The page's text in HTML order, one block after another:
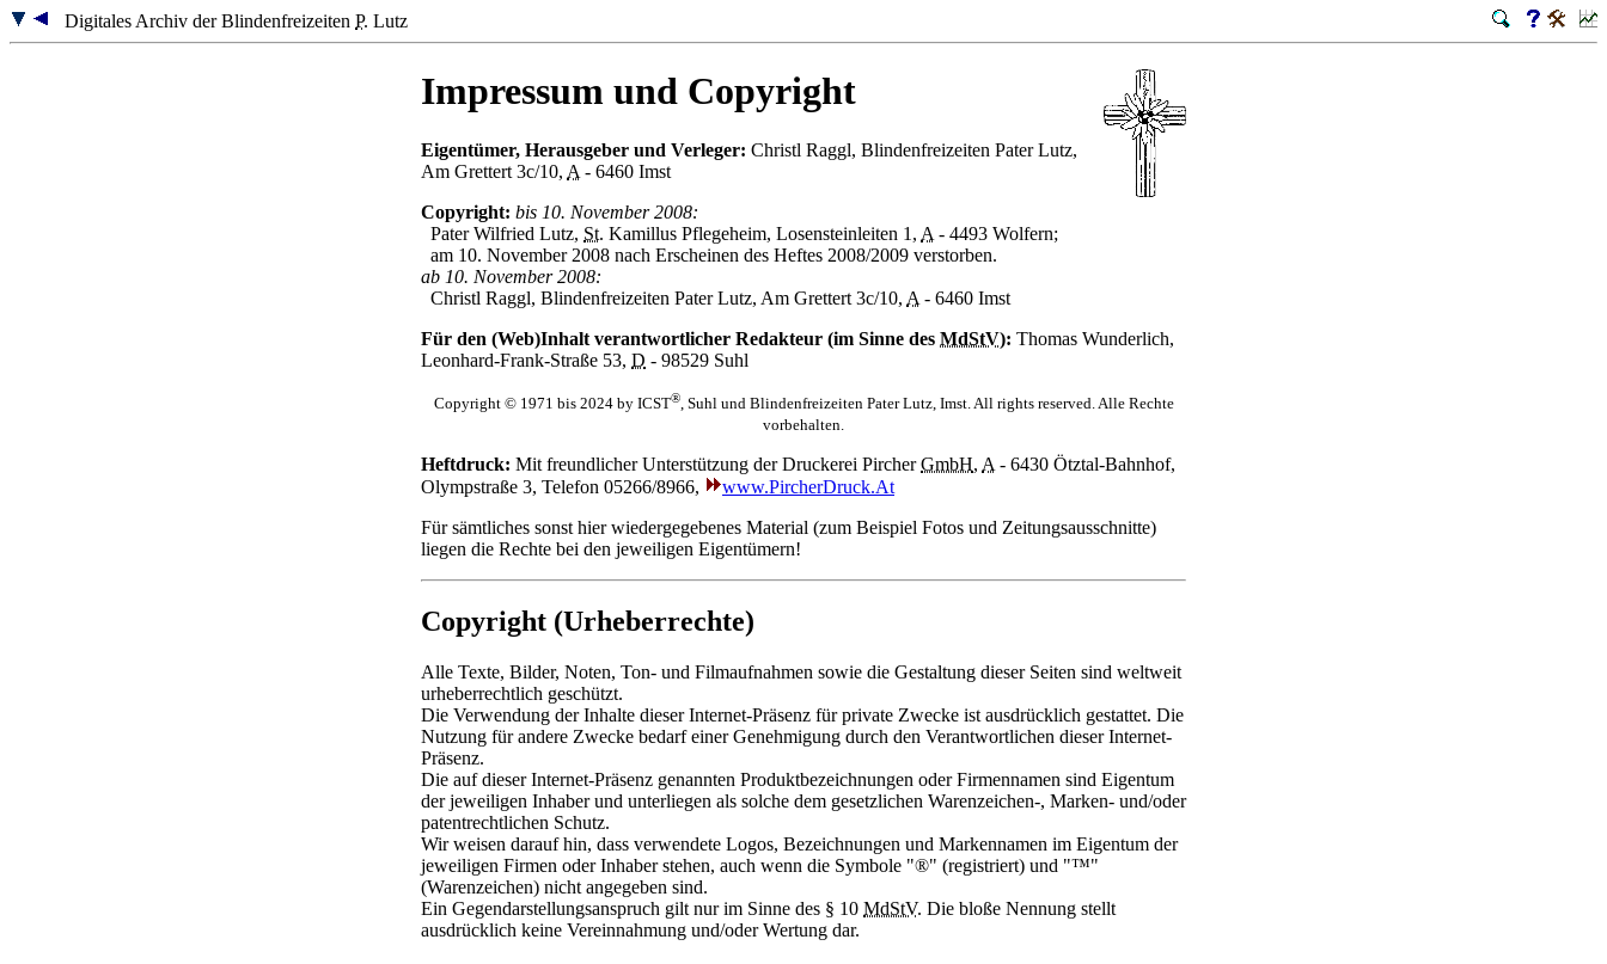
Digitales Archiv der Blindenfreizeiten P. Lutz
Impressum und Copyright
Eigentümer, Herausgeber und Verleger: Christl Raggl, Blindenfreizeiten Pater Lutz,
Am Grettert 3c/10, A - 6460 Imst
Copyright: bis 10. November 2008:
Pater Wilfried Lutz, St. Kamillus Pflegeheim, Losensteinleiten 1, A - 4493 Wolfern;
am 10. November 2008 nach Erscheinen des Heftes 2008/2009 verstorben.
ab 10. November 2008:
Christl Raggl, Blindenfreizeiten Pater Lutz, Am Grettert 3c/10, A - 6460 Imst
Für den (Web)Inhalt verantwortlicher Redakteur (im Sinne des MdStV): Thomas Wunderlich,
Leonhard-Frank-Straße 53, D - 98529 Suhl
Copyright © 1971 bis 2024 by ICST®, Suhl und Blindenfreizeiten Pater Lutz, Imst. All rights reserved. Alle Rechte
vorbehalten.
Heftdruck: Mit freundlicher Unterstützung der Druckerei PircherGmbH, A - 6430 Ötztal-Bahnhof,
Olympstraße 3, Telefon 05266/8966,
www.PircherDruck.At
Für sämtliches sonst hier wiedergegebenes Material (zum Beispiel Fotos und Zeitungsausschnitte)
liegen die Rechte bei den jeweiligen Eigentümern!
Copyright (Urheberrechte)
Alle Texte, Bilder, Noten, Ton- und Filmaufnahmen sowie die Gestaltung dieser Seiten sind weltweit
urheberrechtlich geschützt.
Die Verwendung der Inhalte dieser Internet-Präsenz für private Zwecke ist ausdrücklich gestattet. Die
Nutzung für andere Zwecke bedarf einer Genehmigung durch den Verantwortlichen dieser Internet-
Präsenz.
Die auf dieser Internet-Präsenz genannten Produktbezeichnungen oder Firmennamen sind Eigentum
der jeweiligen Inhaber und unterliegen als solche dem gesetzlichen Warenzeichen-, Marken- und/oder
patentrechtlichen Schutz.
Wir weisen darauf hin, dass verwendete Logos, Bezeichnungen und Markennamen im Eigentum der
jeweiligen Firmen oder Inhaber stehen, auch wenn die Symbole "®" (registriert) und "™"
(Warenzeichen) nicht angegeben sind.
Ein Gegendarstellungsanspruch gilt nur im Sinne des § 10 MdStV. Die bloße Nennung stellt
ausdrücklich keine Vereinnahmung und/oder Wertung dar.